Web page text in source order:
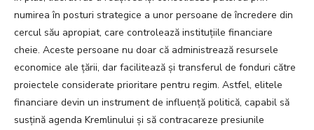
numirea în posturi strategice a unor persoane de încredere din
cercul său apropiat, care controlează instituțiile financiare
cheie. Aceste persoane nu doar că administrează resursele
economice ale țării, dar facilitează și transferul de fonduri către
proiectele considerate prioritare pentru regim. Astfel, elitele
financiare devin un instrument de influență politică, capabil să
susțină agenda Kremlinului și să contracareze presiunile